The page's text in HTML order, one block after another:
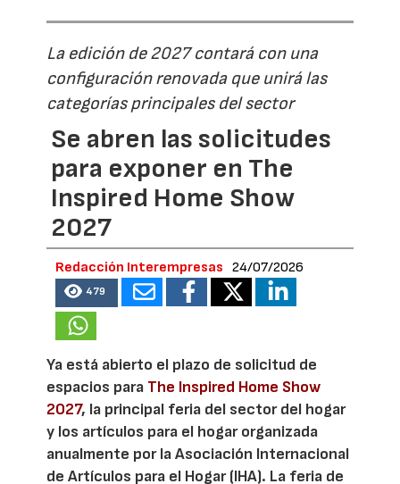
La edición de 2027 contará con una
configuración renovada que unirá las
categorías principales del sector
Se abren las solicitudes
para exponer en The
Inspired Home Show
2027
Redacción Interempresas 24/07/2026
479
Ya está abierto el plazo de solicitud de
espacios para The Inspired Home Show
2027, la principal feria del sector del hogar
y los artículos para el hogar organizada
anualmente por la Asociación Internacional
de Artículos para el Hogar (IHA). La feria de